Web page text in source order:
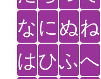
なにぬね
はひふへ